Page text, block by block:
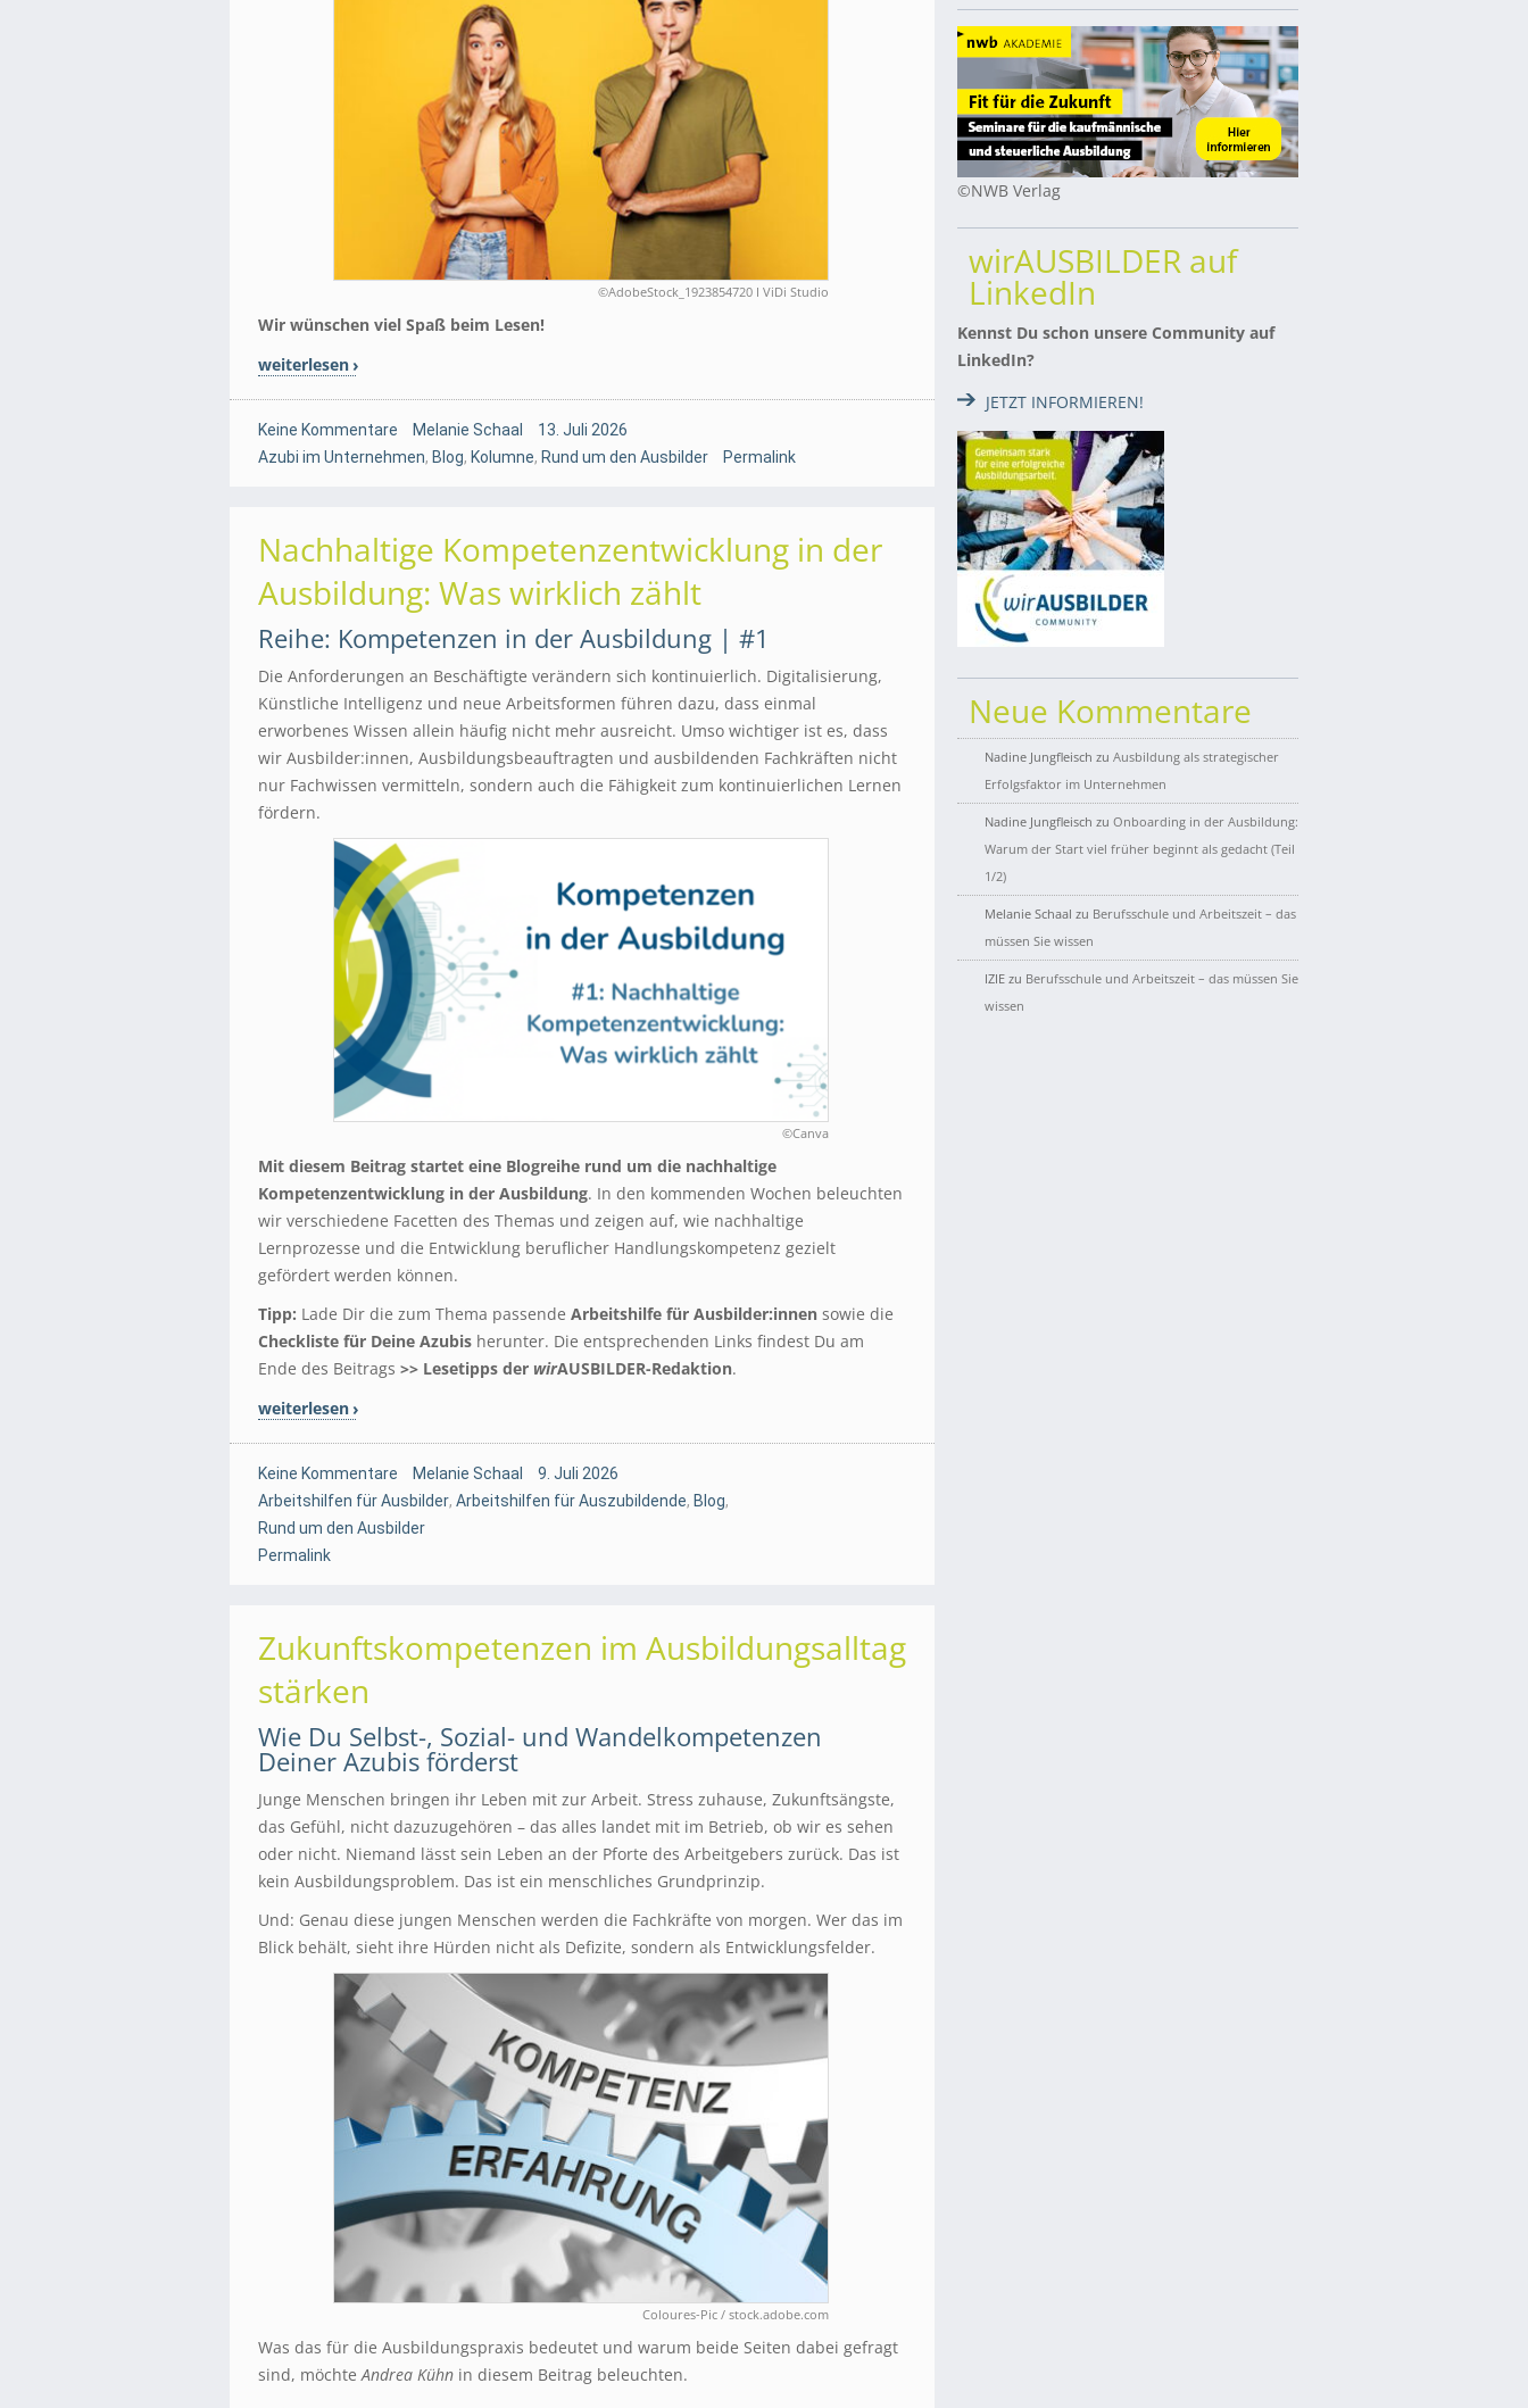
©AdobeStock_1923854720 I ViDi Studio
Wir wünschen viel Spaß beim Lesen!
weiterlesen
Keine Kommentare Melanie Schaal
13. Juli 2026
Azubi im Unternehmen, Blog, Kolumne, Rund um den Ausbilder Permalink
Nachhaltige Kompetenzentwicklung in der
Ausbildung: Was wirklich zählt
Reihe: Kompetenzen in der Ausbildung | #1
Die Anforderungen an Beschäftigte verändern sich kontinuierlich. Digitalisierung,
Künstliche Intelligenz und neue Arbeitsformen führen dazu, dass einmal
erworbenes Wissen allein häufig nicht mehr ausreicht. Umso wichtiger ist es, dass
wir Ausbilder:innen, Ausbildungsbeauftragten und ausbildenden Fachkräften nicht
nur Fachwissen vermitteln, sondern auch die Fähigkeit zum kontinuierlichen Lernen
fördern.
©Canva
Mit diesem Beitrag startet eine Blogreihe rund um die nachhaltige
Kompetenzentwicklung in der Ausbildung. In den kommenden Wochen beleuchten
wir verschiedene Facetten des Themas und zeigen auf, wie nachhaltige
Lernprozesse und die Entwicklung beruflicher Handlungskompetenz gezielt
gefördert werden können.
Tipp: Lade Dir die zum Thema passende Arbeitshilfe für Ausbilder:innen sowie die
Checkliste für Deine Azubis herunter. Die entsprechenden Links findest Du am
Ende des Beitrags >> Lesetipps der wirAUSBILDER-Redaktion.
weiterlesen
Keine Kommentare Melanie Schaal
9. Juli 2026
Arbeitshilfen für Ausbilder, Arbeitshilfen für Auszubildende, Blog,
Rund um den Ausbilder
Permalink
Zukunftskompetenzen im Ausbildungsalltag
stärken
Wie Du Selbst-, Sozial- und Wandelkompetenzen
Deiner Azubis förderst
Junge Menschen bringen ihr Leben mit zur Arbeit. Stress zuhause, Zukunftsängste,
das Gefühl, nicht dazuzugehören – das alles landet mit im Betrieb, ob wir es sehen
oder nicht. Niemand lässt sein Leben an der Pforte des Arbeitgebers zurück. Das ist
kein Ausbildungsproblem. Das ist ein menschliches Grundprinzip.
Und: Genau diese jungen Menschen werden die Fachkräfte von morgen. Wer das im
Blick behält, sieht ihre Hürden nicht als Defizite, sondern als Entwicklungsfelder.
Coloures-Pic / stock.adobe.com
Was das für die Ausbildungspraxis bedeutet und warum beide Seiten dabei gefragt
sind, möchteAndrea Kühn in diesem Beitrag beleuchten.
©NWB Verlag
wirAUSBILDER auf
LinkedIn
Kennst Du schon unsere Community auf
LinkedIn?
JETZT INFORMIEREN!
Neue Kommentare
Nadine Jungfleisch zu Ausbildung als strategischer
Erfolgsfaktor im Unternehmen
Nadine Jungfleisch zu Onboarding in der Ausbildung:
Warum der Start viel früher beginnt als gedacht (Teil
1/2)
Melanie Schaal zu Berufsschule und Arbeitszeit – das
müssen Sie wissen
IZIE zu Berufsschule und Arbeitszeit – das müssen Sie
wissen